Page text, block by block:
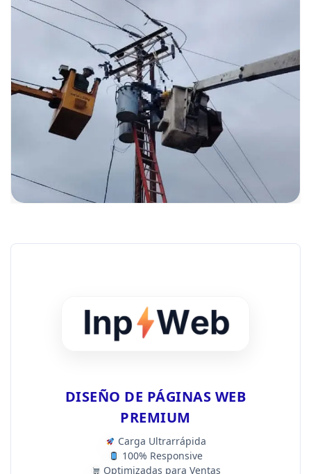
DISEÑO DE PÁGINAS WEB
PREMIUM
Carga Ultrarrápida
100% Responsive
Optimizadas para Ventas